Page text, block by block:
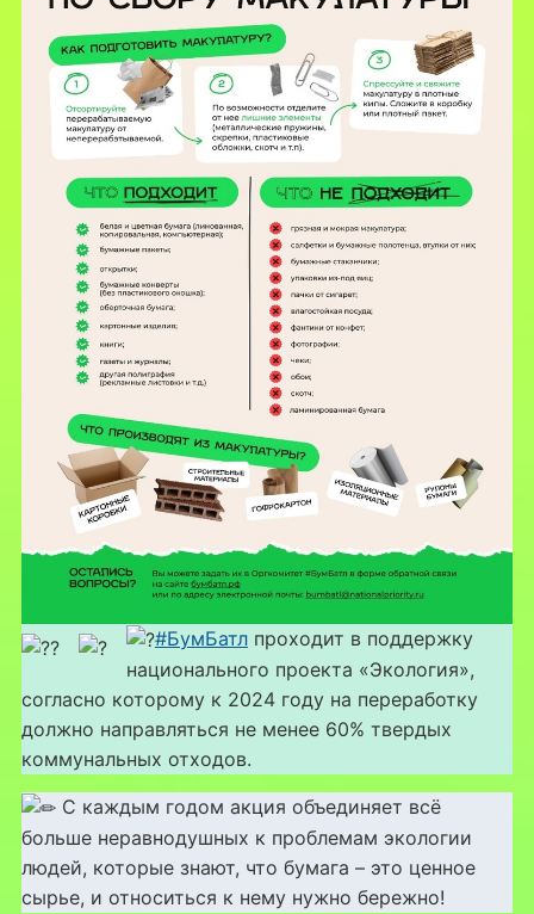
#БумБатлпроходит в поддержку
национального проекта «Экология»,
согласно которому к 2024 году на переработку
должно направляться не менее 60% твердых
коммунальных отходов.
С каждым годом акция объединяет всё
больше неравнодушных к проблемам экологии
людей, которые знают, что бумага – это ценное
сырье, и относиться к нему нужно бережно!